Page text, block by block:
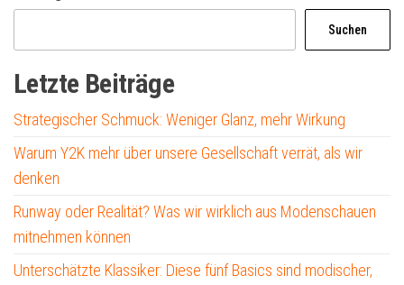
Suchen
Letzte Beiträge
Strategischer Schmuck: Weniger Glanz, mehr Wirkung
Warum Y2K mehr über unsere Gesellschaft verrät, als wir
denken
Runway oder Realität? Was wir wirklich aus Modenschauen
mitnehmen können
Unterschätzte Klassiker: Diese fünf Basics sind modischer,